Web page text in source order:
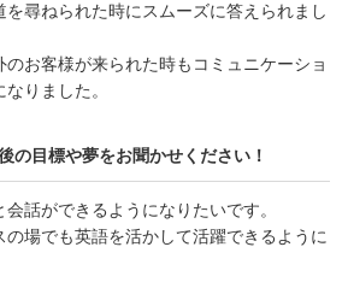
を尋ねられた時にスムーズに答えられまし
のお客様が来られた時もコミュニケーショ
りました。
の目標や夢をお聞かせください！
話ができるようになりたいです。
の場でも英語を活かして活躍できるように